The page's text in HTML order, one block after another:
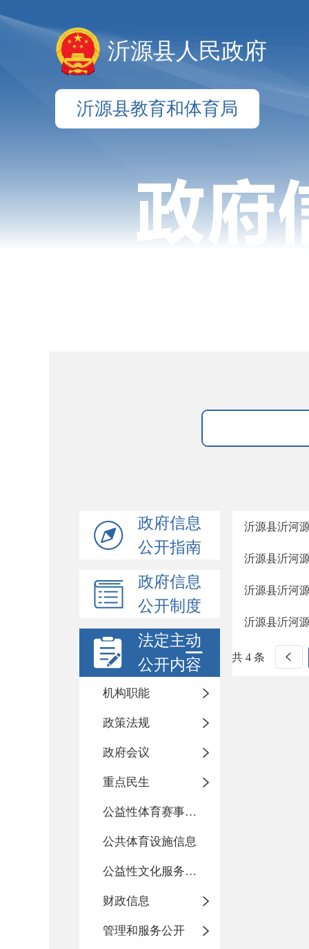
沂源县人民政府
沂源县教育和体育局
政府信息
公开指南
政府信息
公开制度
法定主动
公开内容
机构职能
政策法规
政府会议
重点民生
公益性体育赛事活动
公共体育设施信息
公益性文化服务活动
财政信息
管理和服务公开
沂源县沂河
沂源县沂河
沂源县沂河
沂源县沂河
共 4 条